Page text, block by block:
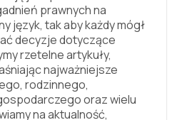
prawnych na
język, tak aby każdy mógł
decyzje dotyczące
rzetelne artykuły,
najważniejsze
rodzinnego,
oraz wielu
na aktualność,